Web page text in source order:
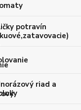
potravín
riad a